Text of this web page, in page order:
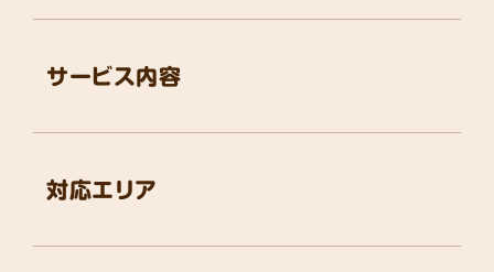
サービス内容
対応エリア